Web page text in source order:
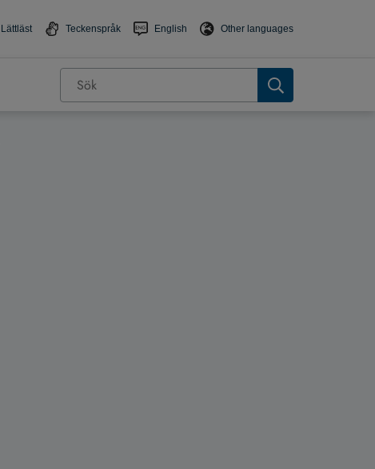
Lättläst Teckenspråk English Other languages